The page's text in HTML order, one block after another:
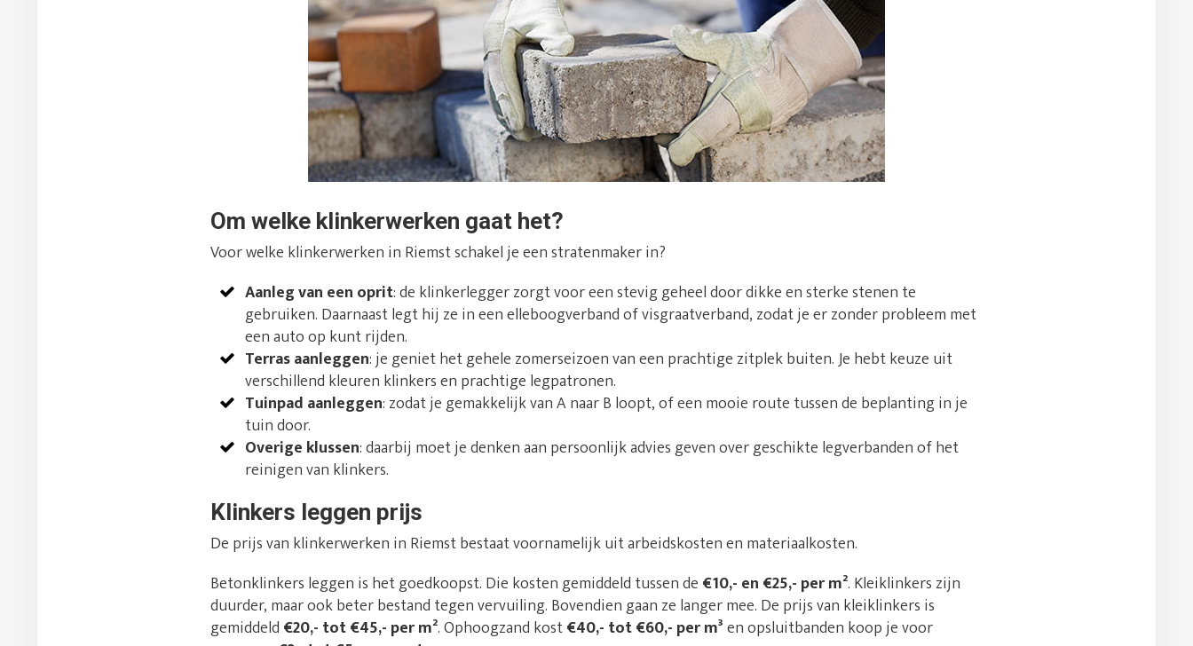
Om welke klinkerwerken gaat het?
Voor welke klinkerwerken in Riemst schakel je een stratenmaker in?
Aanleg van een oprit: de klinkerlegger zorgt voor een stevig geheel door dikke en sterke stenen te
gebruiken. Daarnaast legt hij ze in een elleboogverband of visgraatverband, zodat je er zonder probleem met
een auto op kunt rijden.
Terras aanleggen: je geniet het gehele zomerseizoen van een prachtige zitplek buiten. Je hebt keuze uit
verschillend kleuren klinkers en prachtige legpatronen.
Tuinpad aanleggen: zodat je gemakkelijk van A naar B loopt, of een mooie route tussen de beplanting in je
tuin door.
Overige klussen: daarbij moet je denken aan persoonlijk advies geven over geschikte legverbanden of het
reinigen van klinkers.
Klinkers leggen prijs
De prijs van klinkerwerken in Riemst bestaat voornamelijk uit arbeidskosten en materiaalkosten.
Betonklinkers leggen is het goedkoopst. Die kosten gemiddeld tussen de €10,- en €25,- per m². Kleiklinkers zijn
duurder, maar ook beter bestand tegen vervuiling. Bovendien gaan ze langer mee. De prijs van kleiklinkers is
gemiddeld €20,- tot €45,- per m². Ophoogzand kost€40,- tot €60,- per m³en opsluitbanden koop je voor